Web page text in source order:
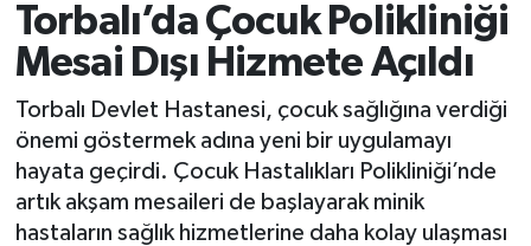
Torbalı’da Çocuk Polikliniği
Mesai Dışı Hizmete Açıldı
Torbalı Devlet Hastanesi, çocuk sağlığına verdiği
önemi göstermek adına yeni bir uygulamayı
hayata geçirdi. Çocuk Hastalıkları Polikliniği’nde
artık akşam mesaileri de başlayarak minik
hastaların sağlık hizmetlerine daha kolay ulaşması
İzmir Namaz Vakitleri
İzmir Trafik Yoğunluk Haritası
Süper Lig Puan Durumu ve Fikstür
Tüm Manşetler